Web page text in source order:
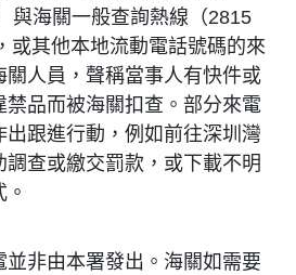
與海關一般查詢熱線（2815
或其他本地流動電話號碼的來
關人員，聲稱當事人有快件或
品而被海關扣查。部分來電
跟進行動，例如前往深圳灣
調查或繳交罰款，或下載不明
並非由本署發出。海關如需要